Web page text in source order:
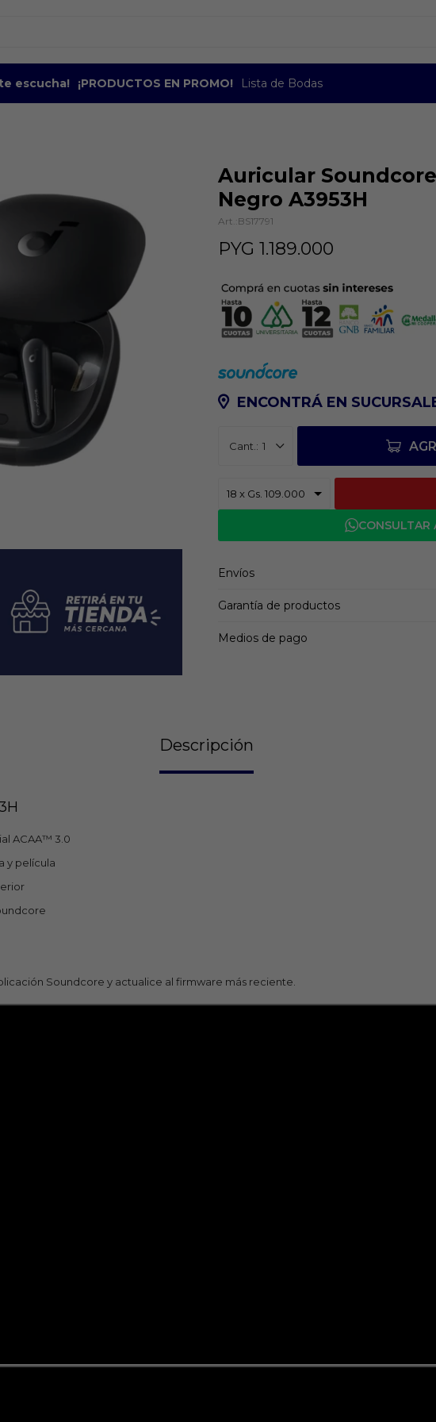
escucha! ¡PRODUCTOS EN PROMO! Lista de Bodas
Auricular
Negro A3953H
BS17791
PYG 1.189.000
ENCONTRÁ EN
1
CONSULTAR
Envíos
Garantía de productos
Medios de pago
Descripción
ACAA™️ 3.0
y película
Soundcore y actualice al firmware más reciente.